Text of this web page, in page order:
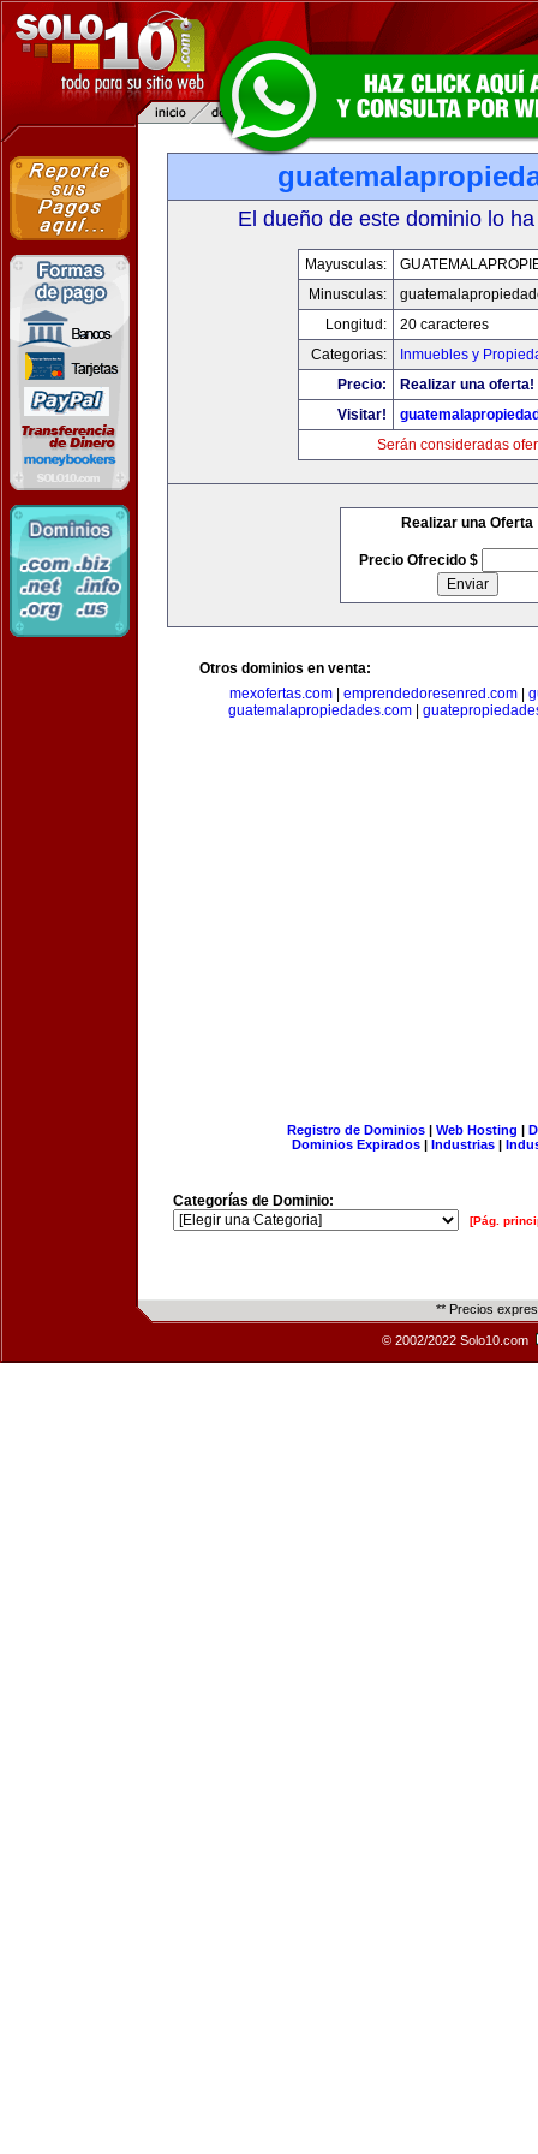
El dueño de este dominio lo
Mayusculas:
Minusculas:
Longitud:
20 caracteres
Categorias:
Inmuebles y
Precio:
Realizar una oferta!
Visitar!
Serán consideradas
Realizar una Oferta
Precio Ofrecido $
Otros dominios en venta:
mexofertas.com
emprendedoresenred.com
guatemalapropiedades.com|
Registro de Dominios| Web Hosting |
Dominios Expirados | Industrias |
Categorías de Dominio:
[Pág.
** Precios
© 2002/2022 Solo10.com